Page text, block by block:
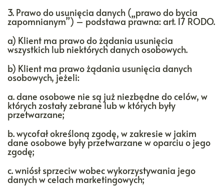
3. Prawo do usunięcia danych („prawo do bycia
zapomnianym”) – podstawa prawna: art. 17 RODO.
a) Klient ma prawo do żądania usunięcia
wszystkich lub niektórych danych osobowych.
b) Klient ma prawo żądania usunięcia danych
osobowych, jeżeli:
a. dane osobowe nie są już niezbędne do celów, w
których zostały zebrane lub w których były
przetwarzane;
b. wycofał określoną zgodę, w zakresie w jakim
dane osobowe były przetwarzane w oparciu o jego
zgodę;
c. wniósł sprzeciw wobec wykorzystywania jego
danych w celach marketingowych;